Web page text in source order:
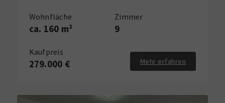
Wohnfläche
ca. 160 m²
Zimmer
9
Kaufpreis
279.000 € Mehr erfahren